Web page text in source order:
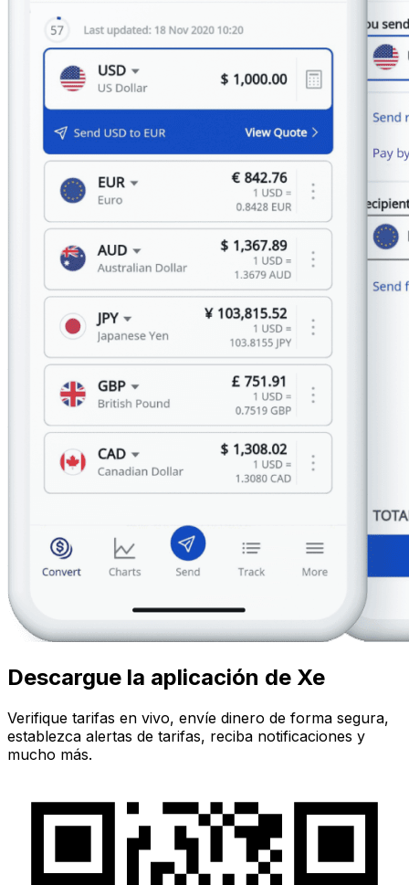
Descargue la aplicación de Xe
Verifique tarifas en vivo, envíe dinero de forma segura,
establezca alertas de tarifas, reciba notificaciones y
mucho más.